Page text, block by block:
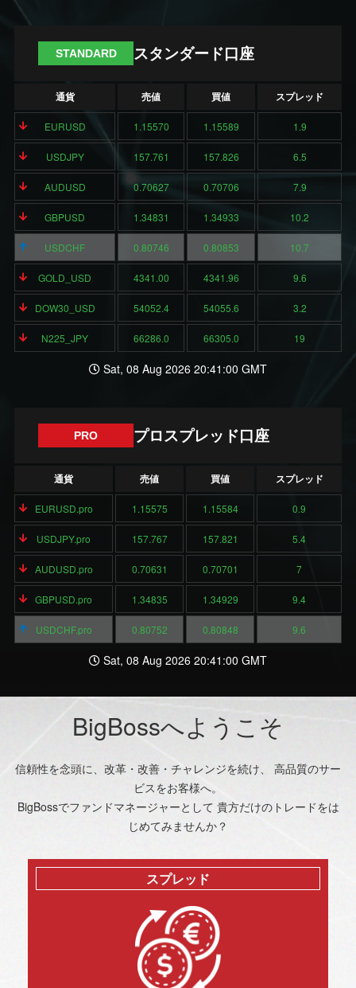
STANDARD スタンダード口座
通貨 売値 買値 スプレッド
EURUSD 1.15570 1.15589 1.9
USDJPY 157.761 157.826 6.5
AUDUSD 0.70627 0.70706 7.9
GBPUSD 1.34831 1.34933 10.2
USDCHF 0.80746 0.80853 10.7
GOLD_USD 4341.00 4341.96 9.6
DOW30_USD 54052.4 54055.6 3.2
N225_JPY 66286.0 66305.0 19
Sat, 08 Aug 2026 20:41:00 GMT
PRO プロスプレッド口座
通貨 売値 買値 スプレッド
EURUSD.pro 1.15575 1.15584 0.9
USDJPY.pro 157.767 157.821 5.4
AUDUSD.pro 0.70631 0.70701 7
GBPUSD.pro 1.34835 1.34929 9.4
USDCHF.pro 0.80752 0.80848 9.6
Sat, 08 Aug 2026 20:41:00 GMT
BigBossへようこそ
信頼性を念頭に、改革・改善・チャレンジを続け、 高品質のサー
ビスをお客様へ。
BigBossでファンドマネージャーとして 貴方だけのトレードをは
じめてみませんか？
スプレッド